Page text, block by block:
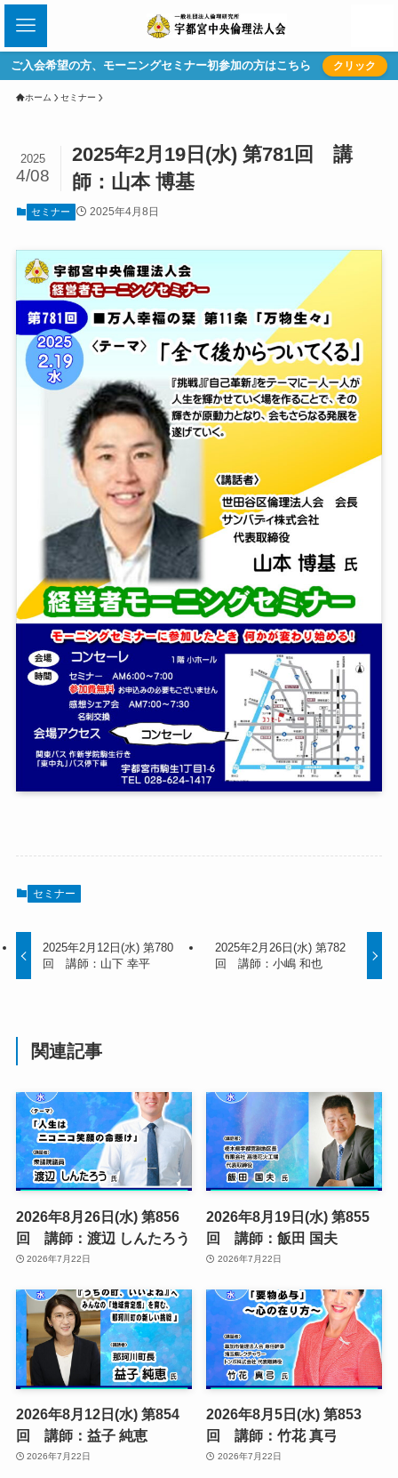
ご入会希望の方、モーニングセミナー初参加の方はこちら クリック
ホーム セミナー
2025年2月19日(水) 第781回 講
師：山本 博基
2025
4/08
セミナー 2025年4月8日
セミナー
2025年2月12日(水) 第780
回 講師：山下 幸平
2025年2月26日(水) 第782
回 講師：小嶋 和也
関連記事
2026年8月26日(水) 第856
回 講師：渡辺 しんたろう
2026年7月22日
2026年8月19日(水) 第855
回 講師：飯田 国夫
2026年7月22日
2026年8月12日(水) 第854
回 講師：益子 純恵
2026年7月22日
2026年8月5日(水) 第853
回 講師：竹花 真弓
2026年7月22日